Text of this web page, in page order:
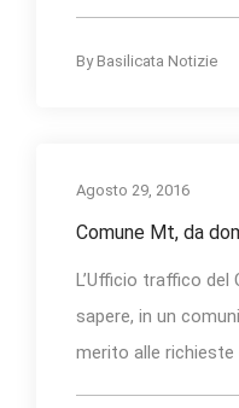
By Basilicata Notizie
Agosto 29, 2016
Comune Mt, da
L’Ufficio traffico
sapere, in un
merito alle richieste